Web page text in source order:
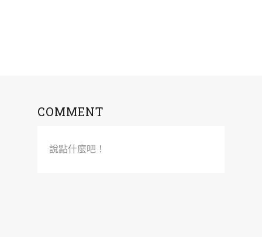
COMMENT
說點什麼吧！